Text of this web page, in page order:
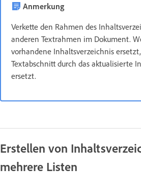
Anmerkung
Verkette den Rahmen des
anderen Textrahmen im Dokument.
vorhandene Inhaltsverzeichnis
Textabschnitt durch das aktualisierte
ersetzt.
Erstellen von
mehrere Listen